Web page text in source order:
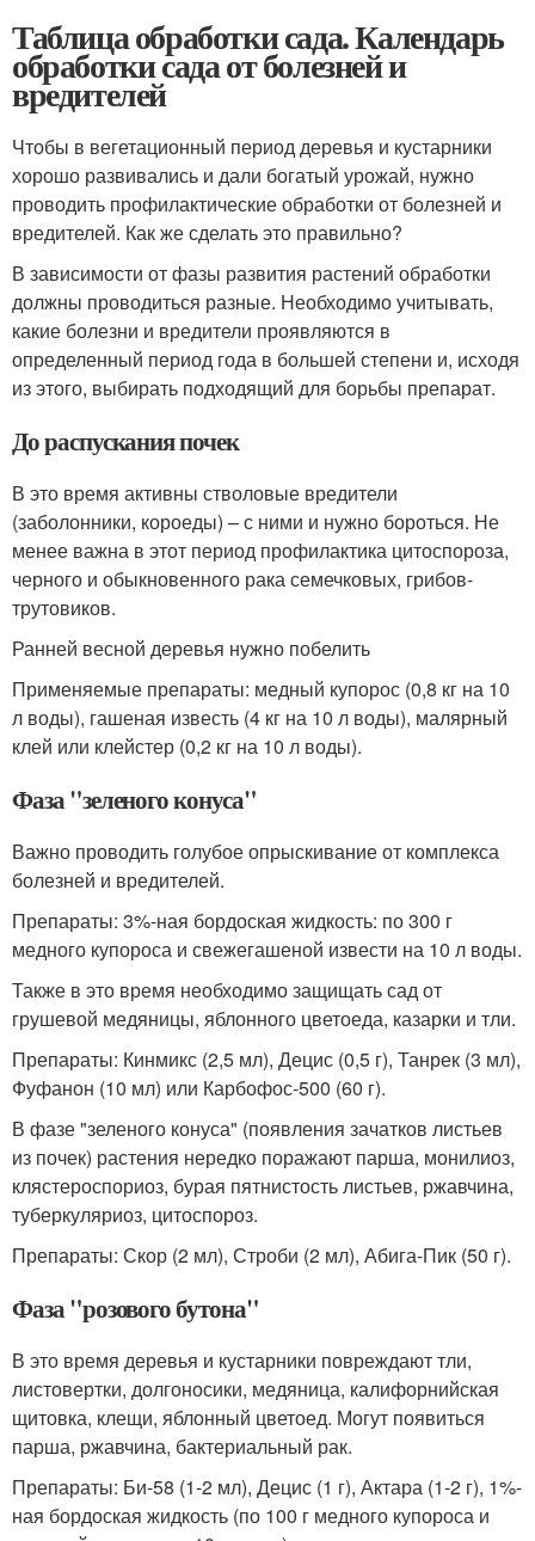
Таблица обработки сада. Календарь
обработки сада от болезней и
вредителей
Чтобы в вегетационный период деревья и кустарники
хорошо развивались и дали богатый урожай, нужно
проводить профилактические обработки от болезней и
вредителей. Как же сделать это правильно?
В зависимости от фазы развития растений обработки
должны проводиться разные. Необходимо учитывать,
какие болезни и вредители проявляются в
определенный период года в большей степени и, исходя
из этого, выбирать подходящий для борьбы препарат.
До распускания почек
В это время активны стволовые вредители
(заболонники, короеды) – с ними и нужно бороться. Не
менее важна в этот период профилактика цитоспороза,
черного и обыкновенного рака семечковых, грибов-
трутовиков.
Ранней весной деревья нужно побелить
Применяемые препараты: медный купорос (0,8 кг на 10
л воды), гашеная известь (4 кг на 10 л воды), малярный
клей или клейстер (0,2 кг на 10 л воды).
Фаза "зеленого конуса"
Важно проводить голубое опрыскивание от комплекса
болезней и вредителей.
Препараты: 3%-ная бордоская жидкость: по 300 г
медного купороса и свежегашеной извести на 10 л воды.
Также в это время необходимо защищать сад от
грушевой медяницы, яблонного цветоеда, казарки и тли.
Препараты: Кинмикс (2,5 мл), Децис (0,5 г), Танрек (3 мл),
Фуфанон (10 мл) или Карбофос-500 (60 г).
В фазе "зеленого конуса" (появления зачатков листьев
из почек) растения нередко поражают парша, монилиоз,
клястероспориоз, бурая пятнистость листьев, ржавчина,
туберкуляриоз, цитоспороз.
Препараты: Скор (2 мл), Строби (2 мл), Абига-Пик (50 г).
Фаза "розового бутона"
В это время деревья и кустарники повреждают тли,
листовертки, долгоносики, медяница, калифорнийская
щитовка, клещи, яблонный цветоед. Могут появиться
парша, ржавчина, бактериальный рак.
Препараты: Би-58 (1-2 мл), Децис (1 г), Актара (1-2 г), 1%-
ная бордоская жидкость (по 100 г медного купороса и